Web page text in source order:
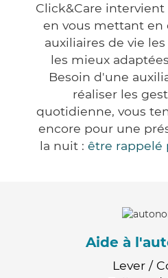
Click&Care intervient
en vous mettant en
auxiliaires de vie
les mieux
Besoin d'une
réaliser les
quotidienne, vous
encore pour une
la nuit : être rappelé
Aide à
Lever /